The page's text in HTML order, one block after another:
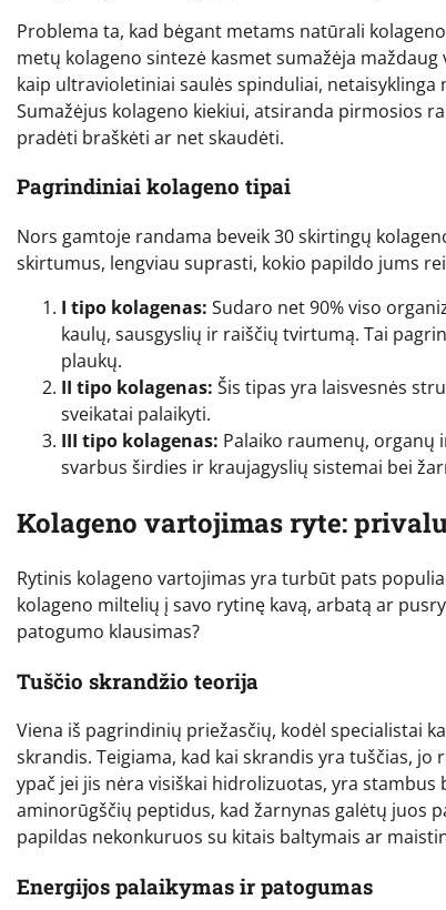
Problema ta, kad bėgant metams natūrali
metų kolageno sintezė kasmet sumažėja
kaip ultravioletiniai saulės spinduliai,
Sumažėjus kolageno kiekiui, atsiranda pirmosios
pradėti braškėti ar net skaudėti.
Pagrindiniai kolageno tipai
Nors gamtoje randama beveik 30 skirtingų
skirtumus, lengviau suprasti, kokio papildo jums
I tipo kolagenas: Sudaro net 90% viso
kaulų, sausgyslių ir raiščių tvirtumą. Tai
plaukų.
II tipo kolagenas: Šis tipas yra laisvesnės
sveikatai palaikyti.
III tipo kolagenas: Palaiko raumenų, organų
svarbus širdies ir kraujagyslių sistemai bei
Kolageno vartojimas ryte:
Rytinis kolageno vartojimas yra turbūt pats
kolageno miltelių į savo rytinę kavą, arbatą ar
patogumo klausimas?
Tuščio skrandžio teorija
Viena iš pagrindinių priežasčių, kodėl specialistai
skrandis. Teigiama, kad kai skrandis yra tuščias,
ypač jei jis nėra visiškai hidrolizuotas, yra
aminorūgščių peptidus, kad žarnynas galėtų juos
papildas nekonkuruos su kitais baltymais ar
Energijos palaikymas ir patogumas